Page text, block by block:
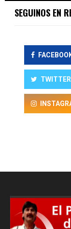
SEGUINOS EN
TWITTER